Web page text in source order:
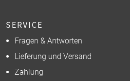
SERVICE
Fragen & Antworten
Lieferung und Versand
Zahlung